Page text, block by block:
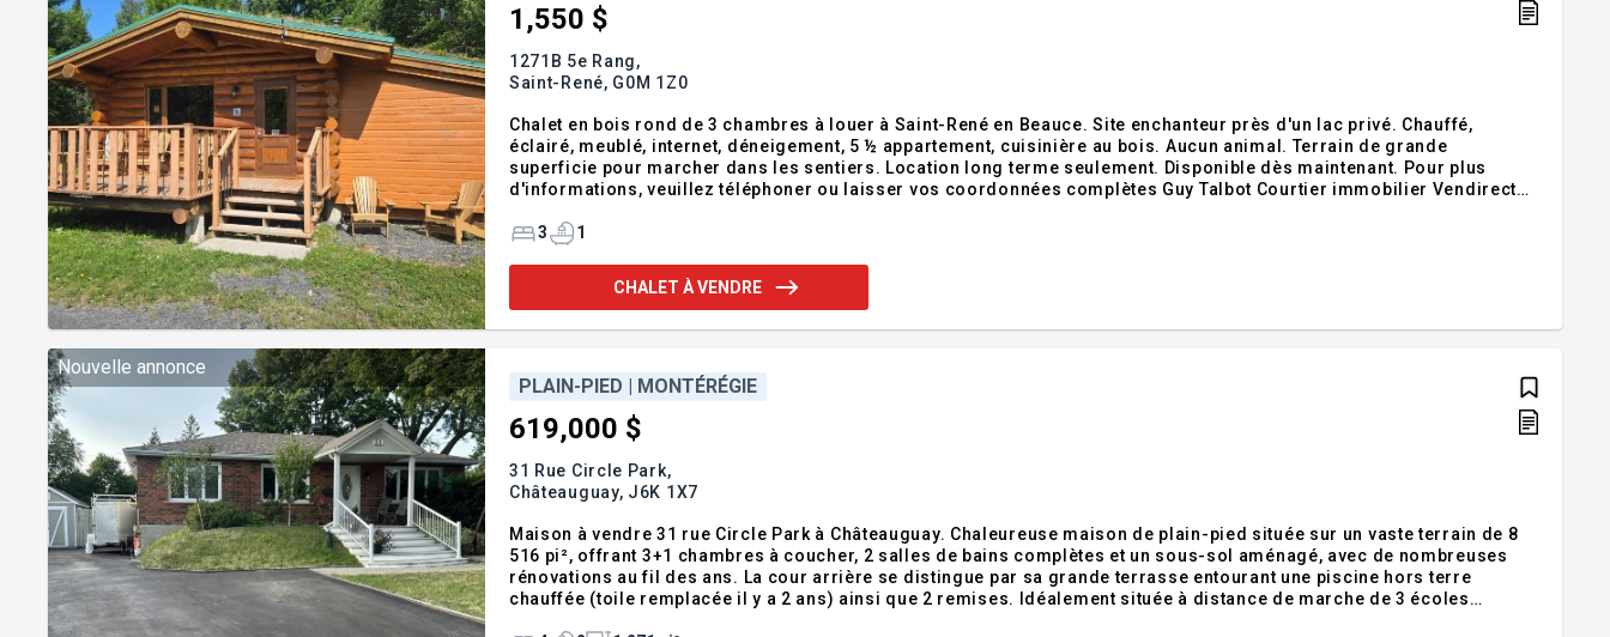
1,550 $
1271B 5e Rang,
Saint-René, G0M 1Z0
Chalet en bois rond de 3 chambres à louer à Saint-René en Beauce. Site enchanteur près d'un lac privé. Chauffé,
éclairé, meublé, internet, déneigement, 5 ½ appartement, cuisinière au bois. Aucun animal. Terrain de grande
superficie pour marcher dans les sentiers. Location long terme seulement. Disponible dès maintenant. Pour plus
d'informations, veuillez téléphoner ou laisser vos coordonnées complètes Guy Talbot Courtier immobilier Vendirect
3
1
CHALET À VENDRE
Nouvelle annonce
PLAIN-PIED | MONTÉRÉGIE
619,000 $
31 Rue Circle Park,
Châteauguay, J6K 1X7
Maison à vendre 31 rue Circle Park à Châteauguay. Chaleureuse maison de plain-pied située sur un vaste terrain de 8
516 pi², offrant 3+1 chambres à coucher, 2 salles de bains complètes et un sous-sol aménagé, avec de nombreuses
rénovations au fil des ans. La cour arrière se distingue par sa grande terrasse entourant une piscine hors terre
chauffée (toile remplacée il y a 2 ans) ainsi que 2 remises. Idéalement située à distance de marche de 3 écoles